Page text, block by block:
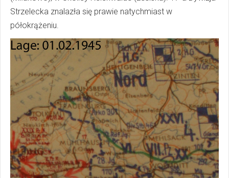
Strzelecka znalazła się prawie natychmiast w
półokrążeniu.